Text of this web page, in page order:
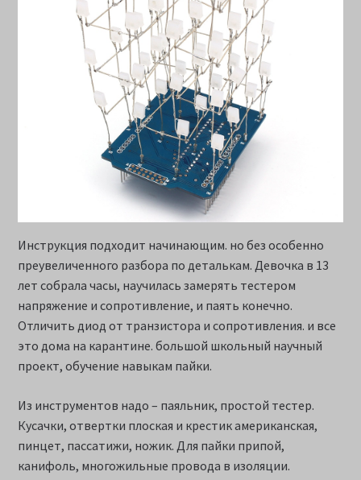
Инструкция подходит начинающим. но без особенно
преувеличенного разбора по деталькам. Девочка в 13
лет собрала часы, научилась замерять тестером
напряжение и сопротивление, и паять конечно.
Отличить диод от транзистора и сопротивления. и все
это дома на карантине. большой школьный научный
проект, обучение навыкам пайки.
Из инструментов надо – паяльник, простой тестер.
Кусачки, отвертки плоская и крестик американская,
пинцет, пассатижи, ножик. Для пайки припой,
канифоль, многожильные провода в изоляции.